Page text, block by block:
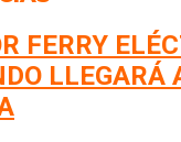
FERRY
LLEGARÁ